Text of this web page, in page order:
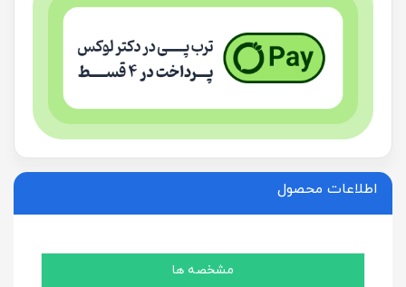
اطلاعات محصول
مشخصه ها